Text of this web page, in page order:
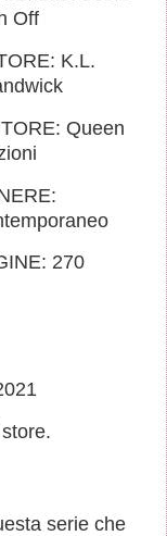
Off
K.L.
Queen
270
serie che